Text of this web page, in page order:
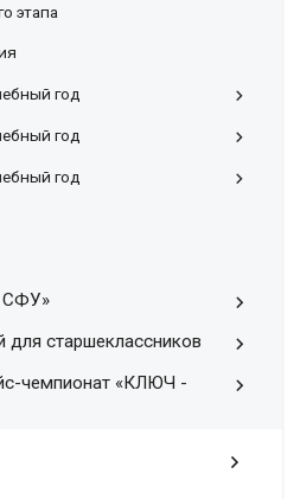
этапа
год
год
год
СФУ»
для старшеклассников
чемпионат «КЛЮЧ -